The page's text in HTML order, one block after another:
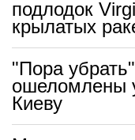
подлодок
крылатых
"Пора
ошеломлены
Киеву